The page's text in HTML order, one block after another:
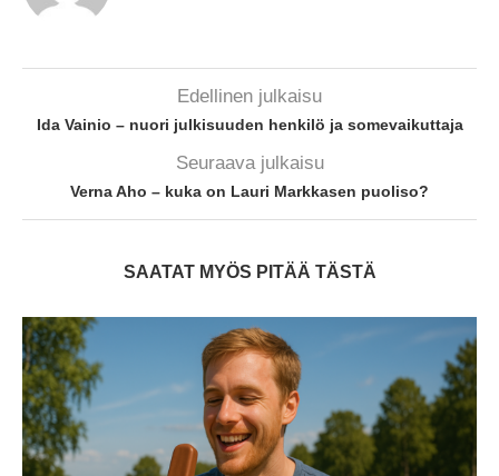
Edellinen julkaisu
Ida Vainio – nuori julkisuuden henkilö ja somevaikuttaja
Seuraava julkaisu
Verna Aho – kuka on Lauri Markkasen puoliso?
SAATAT MYÖS PITÄÄ TÄSTÄ